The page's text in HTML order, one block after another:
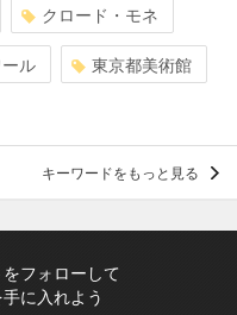
クロード・モネ
ル 東京都美術館
キーワードをもっと見る
フォローして
に入れよう